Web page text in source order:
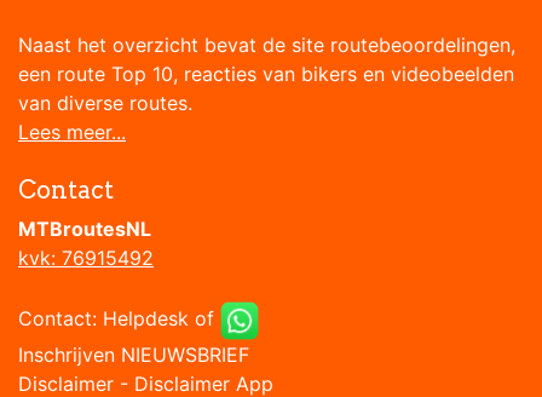
Naast het overzicht bevat de site routebeoordelingen,
een route Top 10, reacties van bikers en videobeelden
van diverse routes.
Lees meer...
Contact
MTBroutesNL
kvk: 76915492
Contact: Helpdesk of
Inschrijven NIEUWSBRIEF
Disclaimer - Disclaimer App